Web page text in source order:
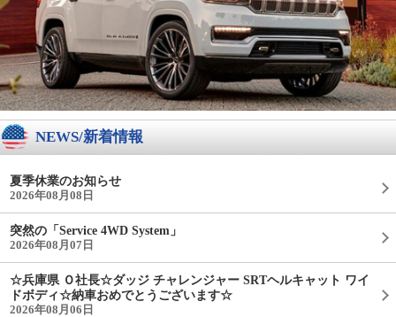
NEWS/新着情報
夏季休業のお知らせ
2026年08月08日
突然の「Service 4WD System」
2026年08月07日
☆兵庫県 Ｏ社長☆ダッジ チャレンジャー SRTヘルキャット ワイ
ドボディ☆納車おめでとうございます☆
2026年08月06日